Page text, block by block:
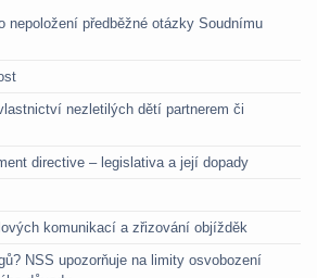
nepoložení předběžné otázky Soudnímu
nezletilých dětí partnerem či
directive – legislativa a její dopady
komunikací a zřizování objížděk
NSS upozorňuje na limity osvobození